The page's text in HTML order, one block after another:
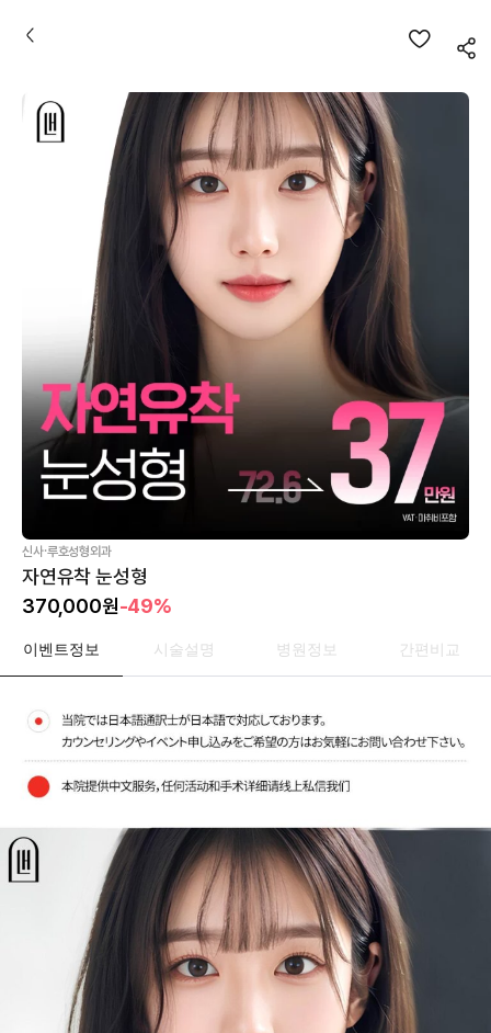
신사·루호성형외과
자연유착 눈성형
370,000원-49%
이벤트정보 시술설명 병원정보 간편비교